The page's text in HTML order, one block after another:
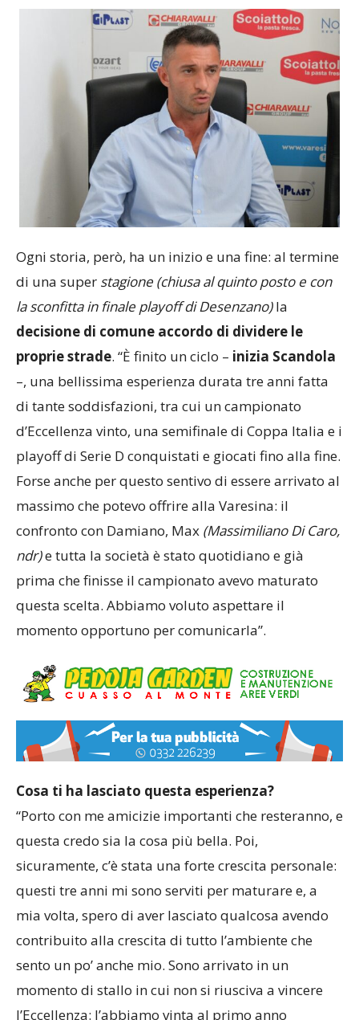
Ogni storia, però, ha un inizio e una fine: al termine
di una super stagione (chiusa al quinto posto e con
la sconfitta in finale playoff di Desenzano)la
decisione di comune accordo di dividere le
proprie strade. “È finito un ciclo –inizia Scandola
–, una bellissima esperienza durata tre anni fatta
di tante soddisfazioni, tra cui un campionato
d’Eccellenza vinto, una semifinale di Coppa Italia e i
playoff di Serie D conquistati e giocati fino alla fine.
Forse anche per questo sentivo di essere arrivato al
massimo che potevo offrire alla Varesina: il
confronto con Damiano, Max(Massimiliano Di Caro,
ndr)e tutta la società è stato quotidiano e già
prima che finisse il campionato avevo maturato
questa scelta. Abbiamo voluto aspettare il
momento opportuno per comunicarla”.
Cosa ti ha lasciato questa esperienza?
“Porto con me amicizie importanti che resteranno, e
questa credo sia la cosa più bella. Poi,
sicuramente, c’è stata una forte crescita personale:
questi tre anni mi sono serviti per maturare e, a
mia volta, spero di aver lasciato qualcosa avendo
contribuito alla crescita di tutto l’ambiente che